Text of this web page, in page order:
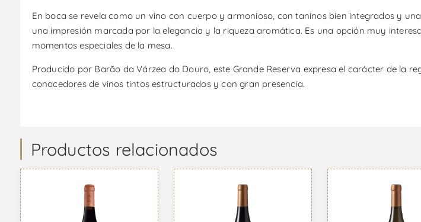
En boca se revela como un vino con cuerpo y armonioso, con taninos bien integrados y
una impresión marcada por la elegancia y la riqueza aromática. Es una opción muy
momentos especiales de la mesa.
Producido por Barão da Várzea do Douro, este Grande Reserva expresa el carácter de la
conocedores de vinos tintos estructurados y con gran presencia.
Productos relacionados